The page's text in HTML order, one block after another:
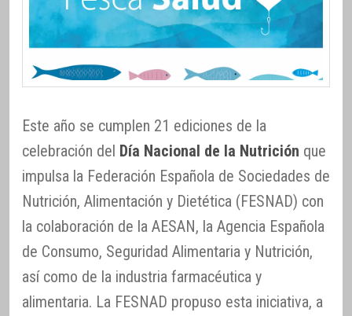
Este año se cumplen 21 ediciones de la
celebración del Día Nacional de la Nutrición que
impulsa la Federación Española de Sociedades de
Nutrición, Alimentación y Dietética (FESNAD) con
la colaboración de la AESAN, la Agencia Española
de Consumo, Seguridad Alimentaria y Nutrición,
así como de la industria farmacéutica y
alimentaria. La FESNAD propuso esta iniciativa, a